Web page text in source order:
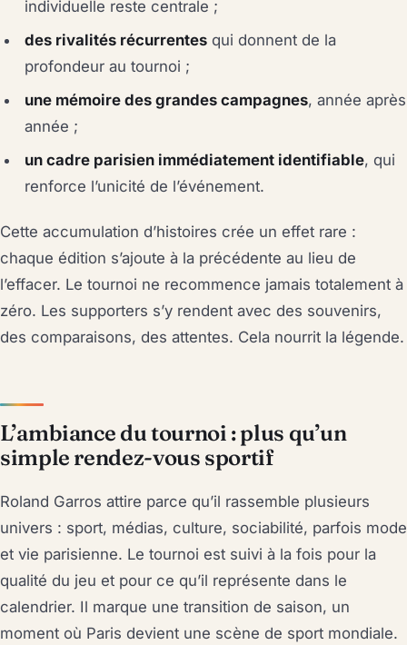
individuelle reste centrale ;
des rivalités récurrentes qui donnent de la
profondeur au tournoi ;
une mémoire des grandes campagnes, année après
année ;
un cadre parisien immédiatement identifiable, qui
renforce l’unicité de l’événement.
Cette accumulation d’histoires crée un effet rare :
chaque édition s’ajoute à la précédente au lieu de
l’effacer. Le tournoi ne recommence jamais totalement à
zéro. Les supporters s’y rendent avec des souvenirs,
des comparaisons, des attentes. Cela nourrit la légende.
L’ambiance du tournoi : plus qu’un
simple rendez-vous sportif
Roland Garros attire parce qu’il rassemble plusieurs
univers : sport, médias, culture, sociabilité, parfois mode
et vie parisienne. Le tournoi est suivi à la fois pour la
qualité du jeu et pour ce qu’il représente dans le
calendrier. Il marque une transition de saison, un
moment où Paris devient une scène de sport mondiale.